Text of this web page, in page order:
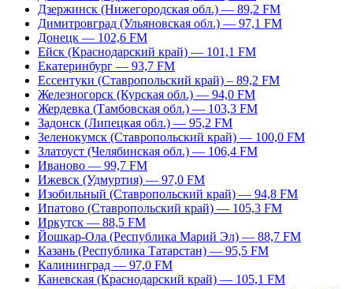
Дзержинск (Нижегородская обл.) — 89,2 FM
Димитровград (Ульяновская обл.) — 97,1 FM
Донецк — 102,6 FM
Ейск (Краснодарский край) — 101,1 FM
Екатеринбург — 93,7 FM
Ессентуки (Ставропольский край) – 89,2 FM
Железногорск (Курская обл.) — 94,0 FM
Жердевка (Тамбовская обл.) — 103,3 FM
Задонск (Липецкая обл.) — 95,2 FM
Зеленокумск (Ставропольский край) — 100,0 FM
Златоуст (Челябинская обл.) — 106,4 FM
Иваново — 99,7 FM
Ижевск (Удмуртия) — 97,0 FM
Изобильный (Ставропольский край) — 94,8 FM
Ипатово (Ставропольский край) — 105,3 FM
Иркутск — 88,5 FM
Йошкар-Ола (Республика Марий Эл) — 88,7 FM
Казань (Республика Татарстан) — 95,5 FM
Калининград — 97,0 FM
Каневская (Краснодарский край) — 105,1 FM